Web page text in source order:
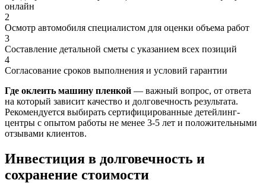
онлайн
2
Осмотр автомобиля специалистом для оценки объема работ
3
Составление детальной сметы с указанием всех позиций
4
Согласование сроков выполнения и условий гарантии
Где оклеить машину пленкой — важный вопрос, от ответа
на который зависит качество и долговечность результата.
Рекомендуется выбирать сертифицированные детейлинг-
центры с опытом работы не менее 3-5 лет и положительными
отзывами клиентов.
Инвестиция в долговечность и
сохранение стоимости